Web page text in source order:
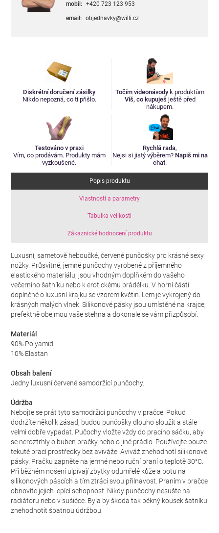
mobil: +420 723 123 953
email: objednavky@willi.cz
Diskrétní doručení zásilky
Nikdo nepozná, co ti přišlo.
Točím videonávody k produktům
Víš, co kupuješ ještě před
nákupem.
Testováno v praxi
Vím, co prodávám. Produkty mám
vyzkoušené.
Rychlá rada,
Nejsi si jistý výběrem? Napiš mi na
chat.
Popis produktu
Vlastnosti a parametry
Tabulka velikostí
Zákaznické hodnocení produktu
Luxusní, sametově heboučké, červené punčošky pro krásné sexy
nožky. Průsvitné, jemné punčochy vyrobené z příjemného
elastického materiálu, jsou vhodným doplňkěm do vašeho
večerního šatníku nebo k erotickému prádélku. V horní části
doplněné o luxusní krajku se vzorem květin. Lem je vykrojený do
krásných malých vlnek. Silikonové pásky jsou umístěné na krajce,
prefektně obejmou vaše stehna a dokonale se vám přizpůsobí.
Materiál
90% Polyamid
10% Elastan
Obsah balení
Jedny luxusní červené samodržící punčochy.
Údržba
Nebojte se prát tyto samodržící punčochy v pračce. Pokud
dodržíte několik zásad, budou punčošky dlouho sloužit a stále
velmi dobře vypadat. Pučochy vložte vždy do pracího sáčku, aby
se neroztrhly o buben pračky nebo o jiné prádlo. Používejte pouze
tekuté prací prostředky bez aviváže. Aviváž znehodnotí silikonové
pásky. Pračku zapněte na jemné nebo ruční praní o teplotě 30°C.
Při běžném nošení ulpívají zbytky odumřelé kůže a potu na
silikonových páscích a tím ztrácí svou přilnavost. Praním v pračce
obnovíte jejich lepící schopnost. Nikdy punčochy nesušte na
radiátoru nebo v sušičce. Byla by škoda tak pěkný kousek šatníku
znehodnotit špatnou údržbou.